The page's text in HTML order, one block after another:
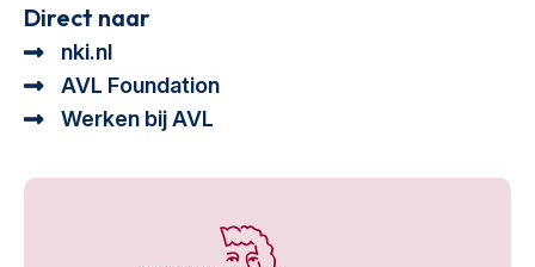
Direct naar
nki.nl
AVL Foundation
Werken bij AVL